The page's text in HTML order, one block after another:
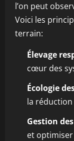
l’on peut
Voici les
terrain:
Élevage
cœur des
Écologie
la
Gestion
et optimiser